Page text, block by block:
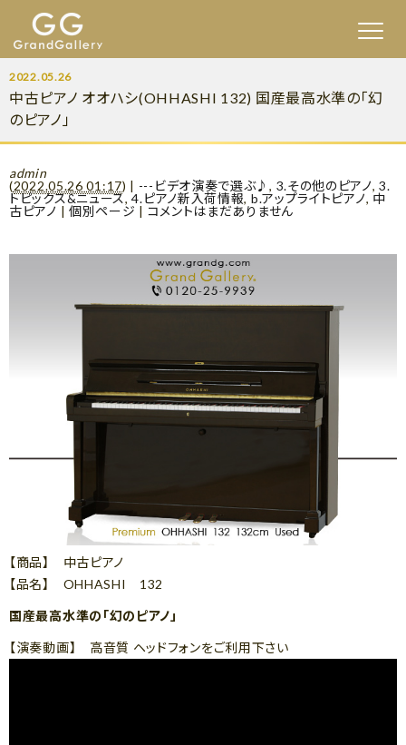
2022.05.26
中古ピアノ オオハシ(OHHASHI 132) 国産最高水準の「幻
のピアノ」
admin
(2022.05.26 01:17) | ---ビデオ演奏で選ぶ♪, 3.その他のピアノ,3.
トピックス&ニュース,4.ピアノ新入荷情報, b.アップライトピアノ, 中
古ピアノ | 個別ページ | コメントはまだありません
【商品】 中古ピアノ
【品名】 OHHASHI 132
国産最高水準の「幻のピアノ」
【演奏動画】 高音質 ヘッドフォンをご利用下さい